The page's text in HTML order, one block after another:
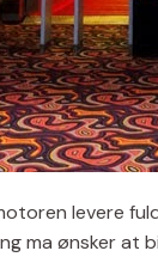
levere
ma ønsker at